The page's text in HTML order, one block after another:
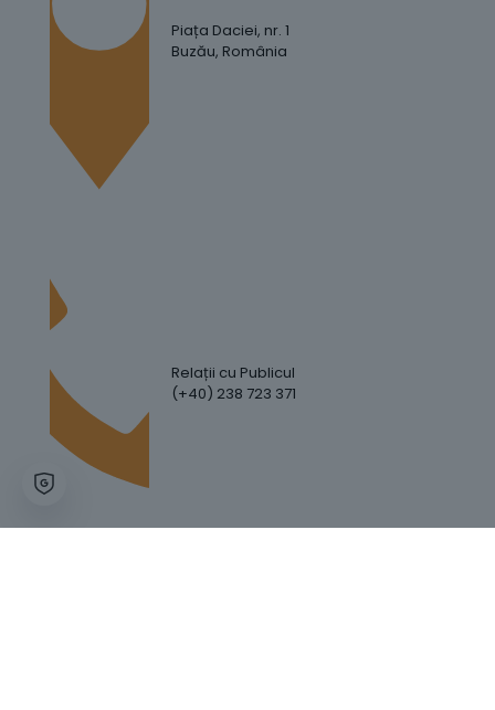
Piața Daciei, nr. 1
Buzău, România
Relații cu Publicul
(+40) 238 723 371